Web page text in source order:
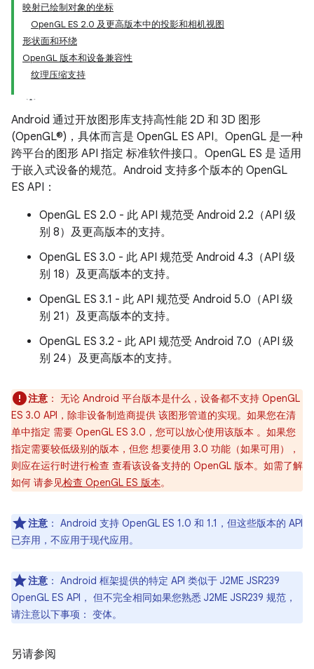
映射已绘制对象的坐标
OpenGL ES 2.0 及更高版本中的投影和相机视图
形状面和环绕
OpenGL 版本和设备兼容性
纹理压缩支持
Android 通过开放图形库支持高性能 2D 和 3D 图形
(OpenGL®)，具体而言是 OpenGL ES API。OpenGL 是一种
跨平台的图形 API 指定 标准软件接口。OpenGL ES 是 适用
于嵌入式设备的规范。Android 支持多个版本的 OpenGL
ES API：
OpenGL ES 2.0 - 此 API 规范受 Android 2.2（API 级
别 8）及更高版本的支持。
OpenGL ES 3.0 - 此 API 规范受 Android 4.3（API 级
别 18）及更高版本的支持。
OpenGL ES 3.1 - 此 API 规范受 Android 5.0（API 级
别 21）及更高版本的支持。
OpenGL ES 3.2 - 此 API 规范受 Android 7.0（API 级
别 24）及更高版本的支持。
注意 ： 无论 Android 平台版本是什么，设备都不支持 OpenGL
ES 3.0 API，除非设备制造商提供 该图形管道的实现。如果您在清
单中指定 需要 OpenGL ES 3.0，您可以放心使用该版本 。如果您
指定需要较低级别的版本，但您 想要使用 3.0 功能（如果可用），
则应在运行时进行检查 查看该设备支持的 OpenGL 版本。如需了解
如何 请参见检查 OpenGL ES 版本。
注意 ： Android 支持 OpenGL ES 1.0 和 1.1，但这些版本的 API
已弃用，不应用于现代应用。
注意 ： Android 框架提供的特定 API 类似于 J2ME JSR239
OpenGL ES API， 但不完全相同如果您熟悉 J2ME JSR239 规范，
请注意以下事项： 变体。
另请参阅